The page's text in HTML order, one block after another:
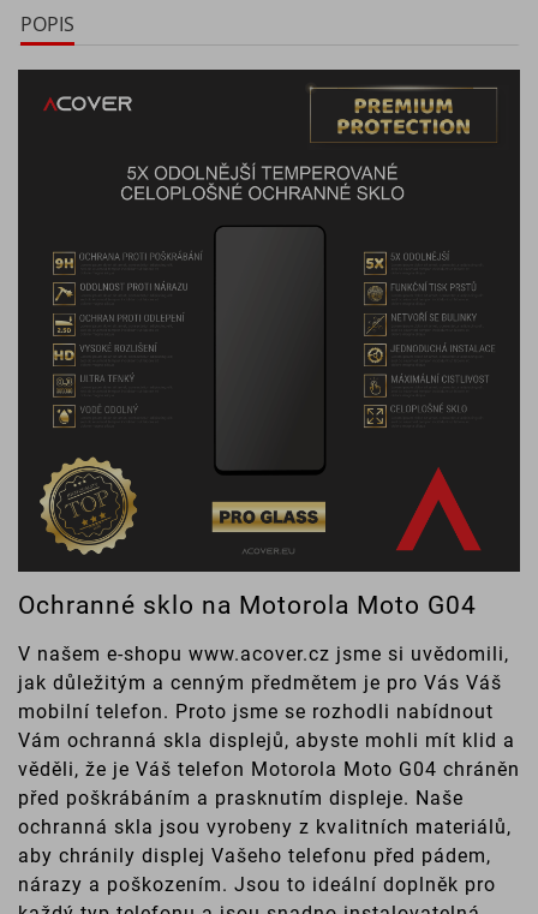
POPIS
Ochranné sklo na Motorola Moto G04
V našem e-shopu www.acover.cz jsme si uvědomili,
jak důležitým a cenným předmětem je pro Vás Váš
mobilní telefon. Proto jsme se rozhodli nabídnout
Vám ochranná skla displejů, abyste mohli mít klid a
věděli, že je Váš telefon Motorola Moto G04 chráněn
před poškrábáním a prasknutím displeje. Naše
ochranná skla jsou vyrobeny z kvalitních materiálů,
aby chránily displej Vašeho telefonu před pádem,
nárazy a poškozením. Jsou to ideální doplněk pro